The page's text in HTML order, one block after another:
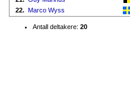
22. Marco Wyss
Antall deltakere: 20